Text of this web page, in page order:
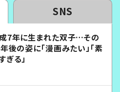
SNS
7年に生まれた双子…その
後の姿に「漫画みたい」「素
ぎる」